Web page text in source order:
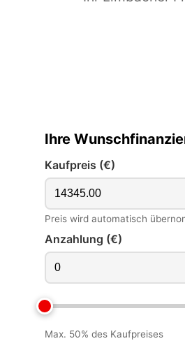
Ihre
Kaufpreis (€)
Preis wird automatisch
Anzahlung (€)
Max. 50% des Kaufpreises